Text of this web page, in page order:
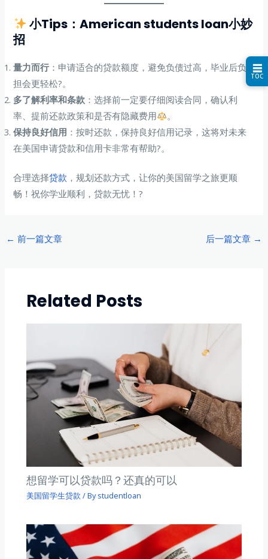
小Tips：American students loan小妙
招
量力而行 ：申请适合的贷款额度，避免负债过高，毕业后负
担会更轻松?。
多了解利率和条款 ：选择前一定要仔细阅读合同，确认利
率、提前还款政策和是否有隐藏费用
。
保持良好信用 ：按时还款，保持良好信用记录，这将对未来
在美国申请贷款和信用卡非常有帮助?。
合理选择贷款 ，规划还款方式，让你的美国留学之旅更顺
畅！祝你学业顺利，贷款无忧！?
Post
← 前一篇文章 后一篇文章 →
Related Posts
想留学可以贷款吗？还真的可以
美国留学生贷款 / Bystudentloan
☰
TOC